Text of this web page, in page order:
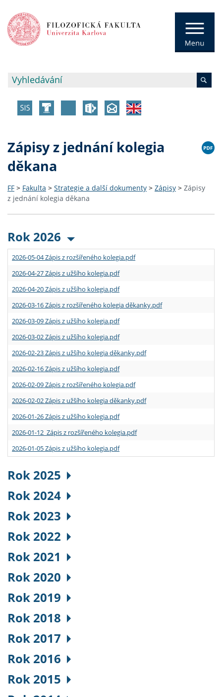
Zápisy z jednání kolegia
děkana
FF > Fakulta > Strategie a další dokumenty > Zápisy > Zápisy
z jednání kolegia děkana
Rok 2026
2026-05-04 Zápis z rozšířeného kolegia.pdf
2026-04-27 Zápis z užšího kolegia.pdf
2026-04-20 Zápis z užšího kolegia.pdf
2026-03-16 Zápis z rozšířeného kolegia děkanky.pdf
2026-03-09 Zápis z užšího kolegia.pdf
2026-03-02 Zápis z užšího kolegia.pdf
2026-02-23 Zápis z užšího kolegia děkanky.pdf
2026-02-16 Zápis z užšího kolegia.pdf
2026-02-09 Zápis z rozšířeného kolegia.pdf
2026-02-02 Zápis z užšího kolegia děkanky.pdf
2026-01-26 Zápis z užšího kolegia.pdf
2026-01-12 Zápis z rozšířeného kolegia.pdf
2026-01-05 Zápis z užšího kolegia.pdf
Rok 2025
Rok 2024
Rok 2023
Rok 2022
Rok 2021
Rok 2020
Rok 2019
Rok 2018
Rok 2017
Rok 2016
Rok 2015